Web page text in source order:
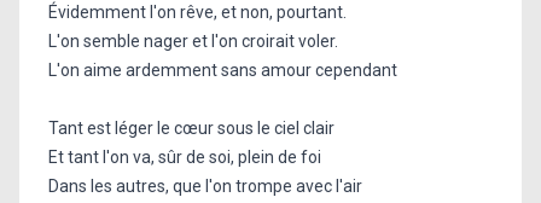
Évidemment l'on rêve, et non, pourtant.
L'on semble nager et l'on croirait voler.
L'on aime ardemment sans amour cependant
Tant est léger le cœur sous le ciel clair
Et tant l'on va, sûr de soi, plein de foi
Dans les autres, que l'on trompe avec l'air